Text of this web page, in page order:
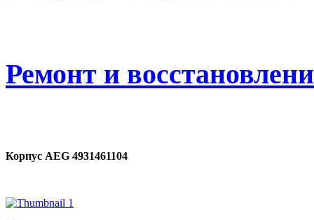
Ремонт и
Корпус AEG 4931461104